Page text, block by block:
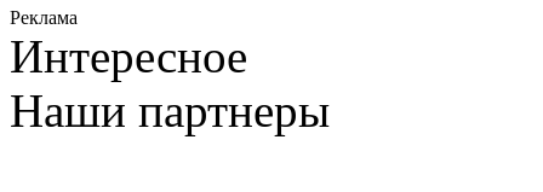
Реклама
Интересное
Наши партнеры